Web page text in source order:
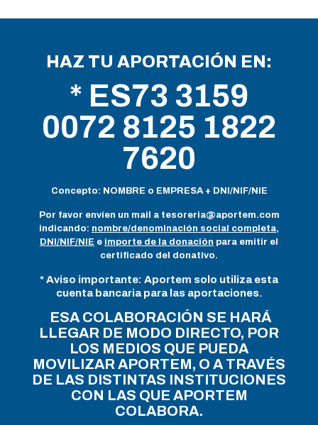
HAZ TU APORTACIÓN EN:
* ES73 3159
0072 8125 1822
7620
Concepto: NOMBRE o EMPRESA + DNI/NIF/NIE
Por favor envíen un mail a tesoreria@aportem.com
indicando: nombre/denominación social completa,
DNI/NIF/NIE e importe de la donación para emitir el
certificado del donativo.
* Aviso importante: Aportem solo utiliza esta
cuenta bancaria para las aportaciones.
ESA COLABORACIÓN SE HARÁ
LLEGAR DE MODO DIRECTO, POR
LOS MEDIOS QUE PUEDA
MOVILIZAR APORTEM, O A TRAVÉS
DE LAS DISTINTAS INSTITUCIONES
CON LAS QUE APORTEM
COLABORA.